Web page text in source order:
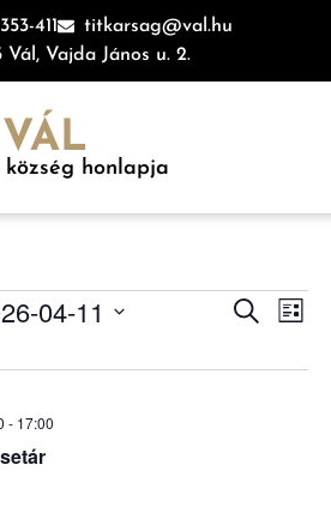
411
titkarsag@val.hu
Vál, Vajda János u. 2.
VÁL
község honlapja
Keresett
Lista
04-11
- 17:00